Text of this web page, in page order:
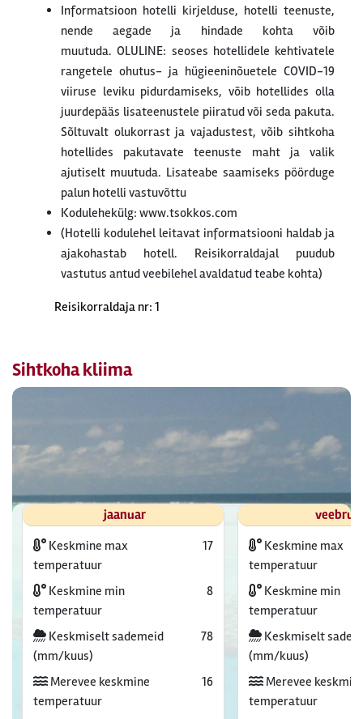
Informatsioon hotelli kirjelduse, hotelli teenuste,
nende aegade ja hindade kohta võib
muutuda. OLULINE: seoses hotellidele kehtivatele
rangetele ohutus- ja hügieeninõuetele COVID-19
viiruse leviku pidurdamiseks, võib hotellides olla
juurdepääs lisateenustele piiratud või seda pakuta.
Sõltuvalt olukorrast ja vajadustest, võib sihtkoha
hotellides pakutavate teenuste maht ja valik
ajutiselt muutuda. Lisateabe saamiseks pöörduge
palun hotelli vastuvõttu
Kodulehekülg: www.tsokkos.com
(Hotelli kodulehel leitavat informatsiooni haldab ja
ajakohastab hotell. Reisikorraldajal puudub
vastutus antud veebilehel avaldatud teabe kohta)
Reisikorraldaja nr: 1
Sihtkoha kliima
jaanuar
Keskmine max
temperatuur
17
Keskmine min
temperatuur
8
Keskmiselt sademeid
(mm/kuus)
78
Merevee keskmine
temperatuur
16
Keskmine max
temperatuur
Keskmine min
temperatuur
Keskmiselt
(mm/kuus)
Merevee
temperatuur